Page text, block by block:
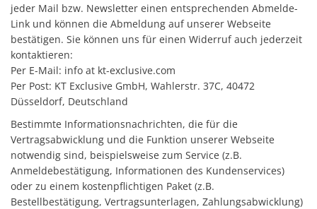
jeder Mail bzw. Newsletter einen entsprechenden Abmelde-
Link und können die Abmeldung auf unserer Webseite
bestätigen. Sie können uns für einen Widerruf auch jederzeit
kontaktieren:
Per E-Mail: info at kt-exclusive.com
Per Post: KT Exclusive GmbH, Wahlerstr. 37C, 40472
Düsseldorf, Deutschland
Bestimmte Informationsnachrichten, die für die
Vertragsabwicklung und die Funktion unserer Webseite
notwendig sind, beispielsweise zum Service (z.B.
Anmeldebestätigung, Informationen des Kundenservices)
oder zu einem kostenpflichtigen Paket (z.B.
Bestellbestätigung, Vertragsunterlagen, Zahlungsabwicklung)